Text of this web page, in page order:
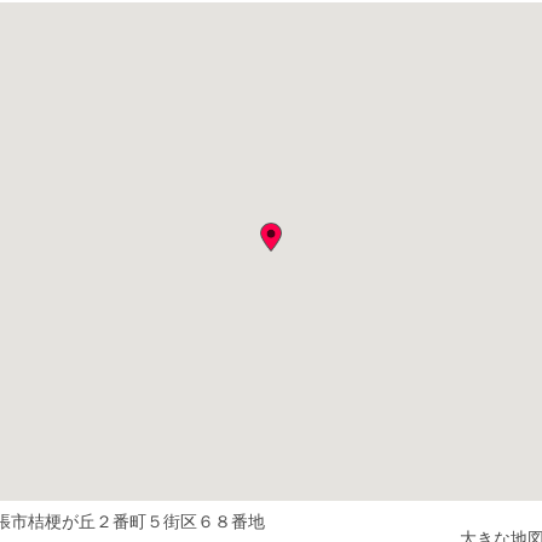
市桔梗が丘２番町５街区６８番地